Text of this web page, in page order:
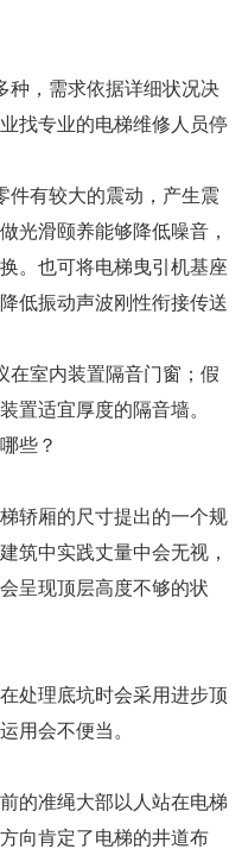
，需求依据详细状况决
找专业的电梯维修人员停
有较大的震动，产生震
光滑颐养能够降低噪音，
。也可将电梯曳引机基座
低振动声波刚性衔接传送
室内装置隔音门窗；假
置适宜厚度的隔音墙。
些？
轿厢的尺寸提出的一个规
筑中实践丈量中会无视，
呈现顶层高度不够的状
处理底坑时会采用进步顶
用会不便当。
的准绳大部以人站在电梯
向肯定了电梯的井道布